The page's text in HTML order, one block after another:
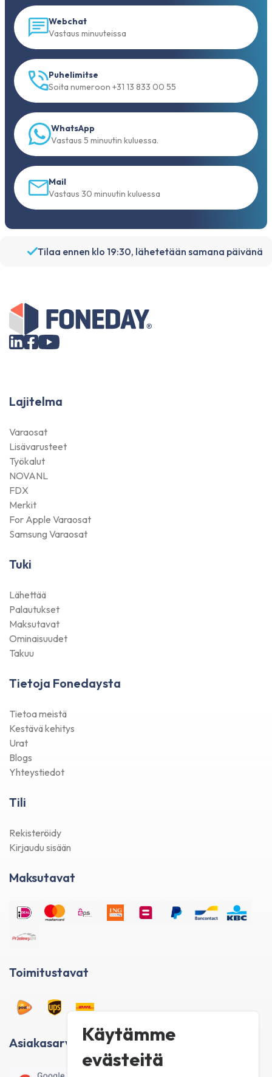
Webchat
Vastaus minuuteissa
Puhelimitse
Soita numeroon +31 13 833 00 55
WhatsApp
Vastaus 5 minuutin kuluessa.
Mail
Vastaus 30 minuutin kuluessa
Tilaa ennen klo 19:30, lähetetään samana päivänä
Lajitelma
Varaosat
Lisävarusteet
Työkalut
NOVANL
FDX
Merkit
For Apple Varaosat
Samsung Varaosat
Tuki
Lähettää
Palautukset
Maksutavat
Ominaisuudet
Takuu
Tietoja Fonedaysta
Tietoa meistä
Kestävä kehitys
Urat
Blogs
Yhteystiedot
Tili
Rekisteröidy
Kirjaudu sisään
Maksutavat
Toimitustavat
AsiakasarvostelutKäytämme
evästeitä